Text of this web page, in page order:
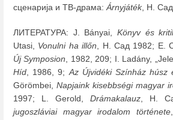
сценарија и ТВ-драма:Árnyjáték, Н.
ЛИТЕРАТУРА: J. Bányai, Könyv és
Utasi, Vonulni ha illőn , Н. Сад 1982; Е.
Új Symposion , 1982, 209; I. Ladány,
Híd , 1986, 9; Az Újvidéki Színház húsz
Görömbei, Napjaink kisebbségi magyar
1997; L. Gerold, Drámakalauz , Н.
jugoszláviai magyar irodalom története